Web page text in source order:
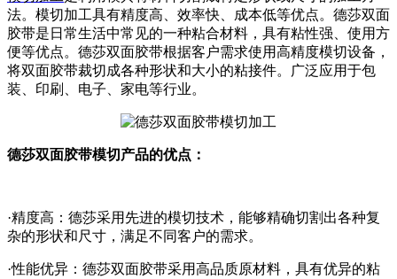
法。模切加工具有精度高、效率快、成本低等优点。德莎双面
胶带是日常生活中常见的一种粘合材料，具有粘性强、使用方
便等优点。德莎双面胶带根据客户需求使用高精度模切设备，
将双面胶带裁切成各种形状和大小的粘接件。广泛应用于包
装、印刷、电子、家电等行业。
德莎双面胶带模切产品的优点：
·精度高：德莎采用先进的模切技术，能够精确切割出各种复
杂的形状和尺寸，满足不同客户的需求。
·性能优异：德莎双面胶带采用高品质原材料，具有优异的粘